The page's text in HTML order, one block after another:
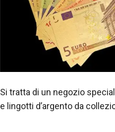
Si tratta di un negozio
e lingotti d’argento da